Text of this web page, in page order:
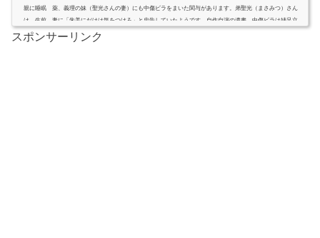
親に睡眠 薬、義理の妹（聖光さんの妻）にも中傷ビラをまいた関与があります。弟聖光（まさみつ）さん
は、生前、妻に「朱美にだけは気をつけろ」と忠告していたようです。自作自演の遺書、中傷ビラは姉足立
朱美容疑者の自分よがりのナルシストキャラでザツな性格が明らかに？ (adsbygoogle = window.adsbygoogle ||
).push...
スポンサーリンク